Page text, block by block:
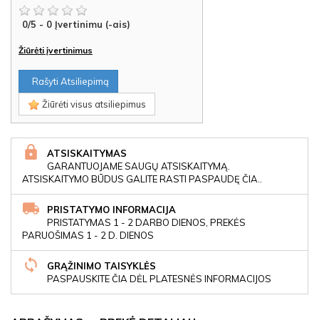
0/5 - 0 Įvertinimu (-ais)
Žiūrėti įvertinimus
Rašyti Atsiliepimą
Žiūrėti visus atsiliepimus
ATSISKAITYMAS
GARANTUOJAME SAUGŲ ATSISKAITYMĄ.
ATSISKAITYMO BŪDUS GALITE RASTI PASPAUDĘ ČIA..
PRISTATYMO INFORMACIJA
PRISTATYMAS 1 - 2 DARBO DIENOS, PREKĖS
PARUOŠIMAS 1 - 2 D. DIENOS
GRĄŽINIMO TAISYKLĖS
PASPAUSKITE ČIA DĖL PLATESNĖS INFORMACIJOS